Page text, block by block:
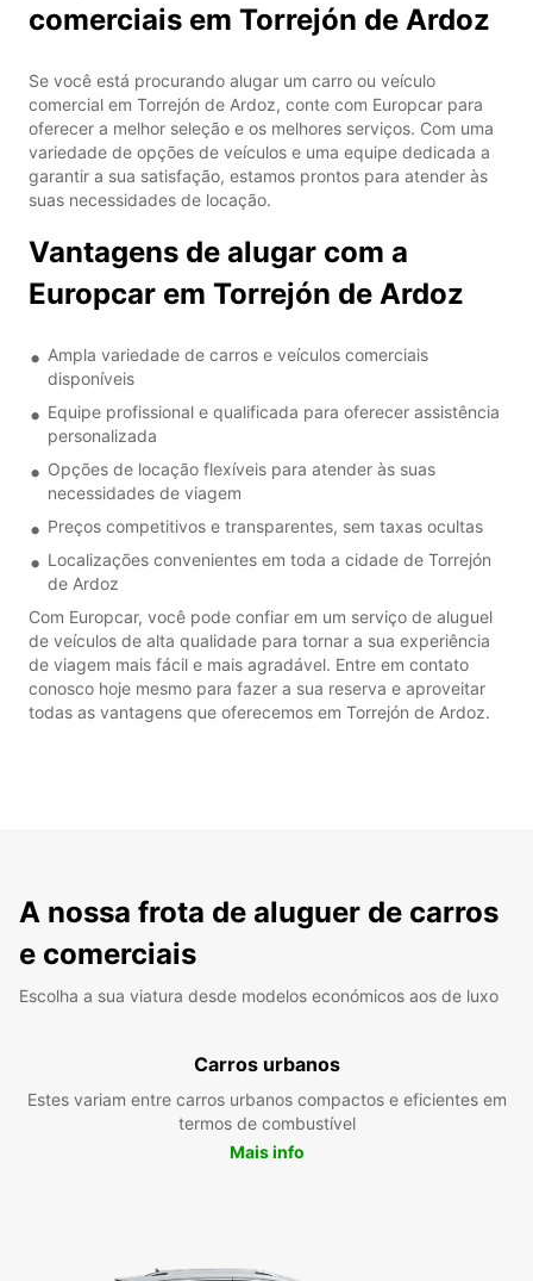
comerciais em Torrejón de Ardoz
Se você está procurando alugar um carro ou veículo
comercial em Torrejón de Ardoz, conte com Europcar para
oferecer a melhor seleção e os melhores serviços. Com uma
variedade de opções de veículos e uma equipe dedicada a
garantir a sua satisfação, estamos prontos para atender às
suas necessidades de locação.
Vantagens de alugar com a
Europcar em Torrejón de Ardoz
Ampla variedade de carros e veículos comerciais
disponíveis
Equipe profissional e qualificada para oferecer assistência
personalizada
Opções de locação flexíveis para atender às suas
necessidades de viagem
Preços competitivos e transparentes, sem taxas ocultas
Localizações convenientes em toda a cidade de Torrejón
de Ardoz
Com Europcar, você pode confiar em um serviço de aluguel
de veículos de alta qualidade para tornar a sua experiência
de viagem mais fácil e mais agradável. Entre em contato
conosco hoje mesmo para fazer a sua reserva e aproveitar
todas as vantagens que oferecemos em Torrejón de Ardoz.
A nossa frota de aluguer de carros
e comerciais
Escolha a sua viatura desde modelos económicos aos de luxo
Carros urbanos
Estes variam entre carros urbanos compactos e eficientes em
termos de combustível
Mais info